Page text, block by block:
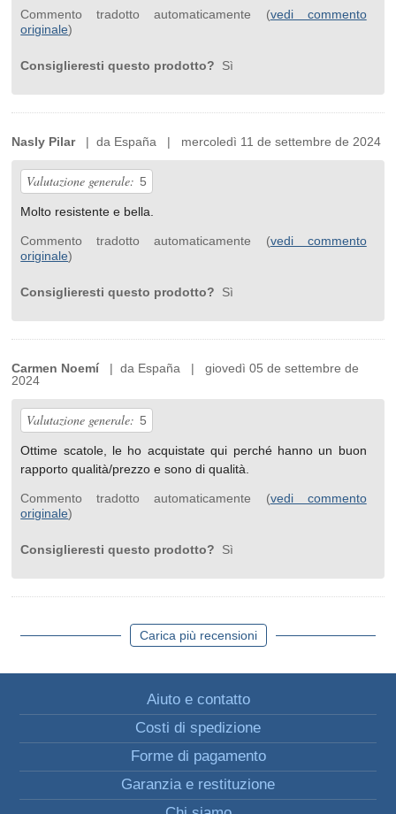
Commento tradotto automaticamente (vedi commento
originale)
Consiglieresti questo prodotto? Sì
Nasly Pilar| da España | mercoledì 11 de settembre de 2024
Valutazione generale: 5
Molto resistente e bella.
Commento tradotto automaticamente (vedi commento
originale)
Consiglieresti questo prodotto? Sì
Carmen Noemí | da España | giovedì 05 de settembre de
2024
Valutazione generale: 5
Ottime scatole, le ho acquistate qui perché hanno un buon
rapporto qualità/prezzo e sono di qualità.
Commento tradotto automaticamente (vedi commento
originale)
Consiglieresti questo prodotto? Sì
Carica più recensioni
Aiuto e contatto
Costi di spedizione
Forme di pagamento
Garanzia e restituzione